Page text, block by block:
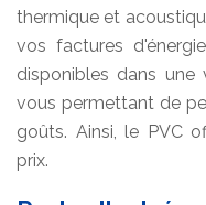
thermique et
vos factures
disponibles dans une
vous permettant de
goûts. Ainsi, le PVC
prix.